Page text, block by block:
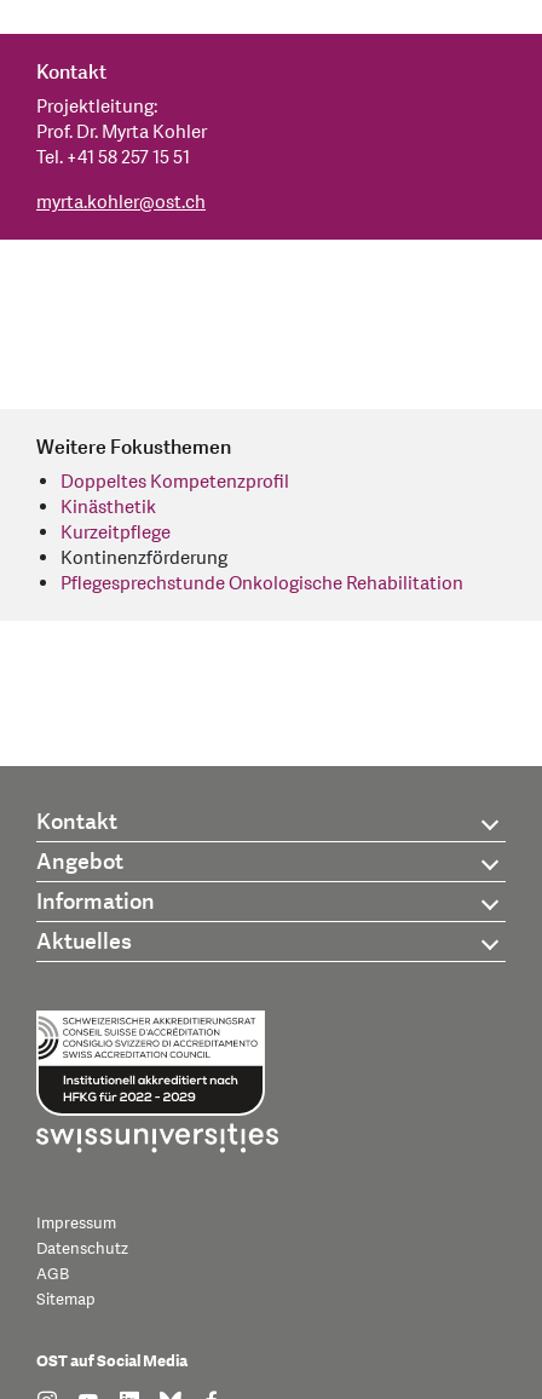
Kontakt
Projektleitung:
Prof. Dr. Myrta Kohler
Tel. +41 58 257 15 51
myrta.kohler@ost.ch
Weitere Fokusthemen
Doppeltes Kompetenzprofil
Kinästhetik
Kurzeitpflege
Kontinenzförderung
Pflegesprechstunde Onkologische Rehabilitation
Kontakt
Angebot
Information
Aktuelles
Impressum
Datenschutz
AGB
Sitemap
OST auf Social Media